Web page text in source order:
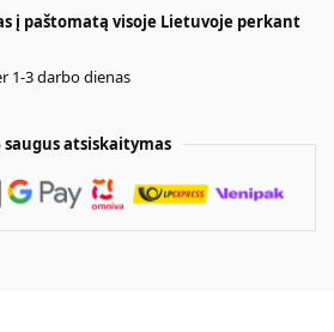
į paštomatą visoje Lietuvoje perkant
1-3 darbo dienas
saugus atsiskaitymas